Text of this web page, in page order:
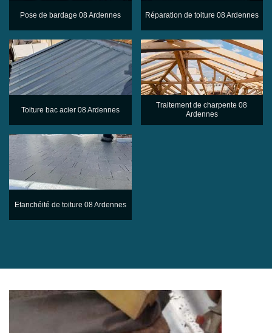
Pose de bardage 08 Ardennes Réparation de toiture 08 Ardennes
Toiture bac acier 08 Ardennes
Traitement de charpente 08
Ardennes
Etanchéité de toiture 08 Ardennes